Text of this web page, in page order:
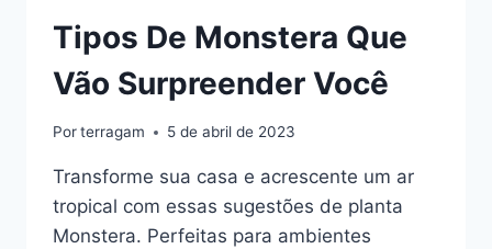
Tipos De Monstera Que
Vão Surpreender Você
Porterragam 5 de abril de 2023
Transforme sua casa e acrescente um ar
tropical com essas sugestões de planta
Monstera. Perfeitas para ambientes